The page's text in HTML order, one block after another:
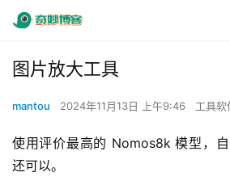
图片放大工具
mantou 2024年11月13日 上午9:46 工具软
使用评价最高的 Nomos8k 模型，
还可以。